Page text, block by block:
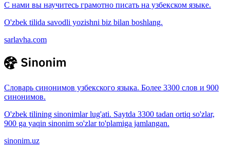
С нами вы научитесь грамотно писать на узбекском языке.
O'zbek tilida savodli yozishni biz bilan boshlang.
sarlavha.com
Словарь синонимов узбекского языка. Более 3300 слов и 900
синонимов.
O'zbek tilining sinonimlar lug'ati. Saytda 3300 tadan ortiq so'zlar,
900 ga yaqin sinonim so'zlar to'plamiga jamlangan.
sinonim.uz